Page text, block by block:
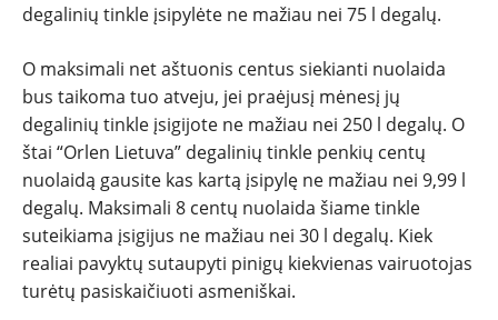
degalinių tinkle įsipylėte ne mažiau nei 75 l degalų.
O maksimali net aštuonis centus siekianti nuolaida
bus taikoma tuo atveju, jei praėjusį mėnesį jų
degalinių tinkle įsigijote ne mažiau nei 250 l degalų. O
štai “Orlen Lietuva” degalinių tinkle penkių centų
nuolaidą gausite kas kartą įsipylę ne mažiau nei 9,99 l
degalų. Maksimali 8 centų nuolaida šiame tinkle
suteikiama įsigijus ne mažiau nei 30 l degalų. Kiek
realiai pavyktų sutaupyti pinigų kiekvienas vairuotojas
turėtų pasiskaičiuoti asmeniškai.